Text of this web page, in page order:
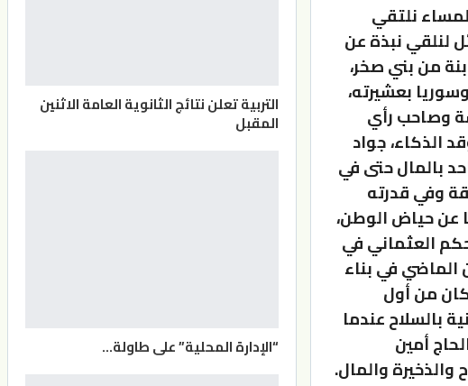
نلتقي
لنلقي نبذة عن
من بني صخر،
بعشيرته،
وصاحب رأي
الذكاء، جواد
بالمال حتى في
وفي قدرته
عن حياض الوطن،
العثماني في
في بناء
من أول
بالسلاح عندما
أمين
والمال.
التربية تعلن نتائج الثانوية العامة الاثنين
المقبل
“الإدارة المحلية” على طاولة…